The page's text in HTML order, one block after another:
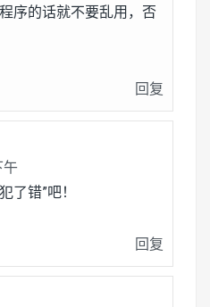
序的话就不要乱用，否
回复
午
了错”吧！
回复